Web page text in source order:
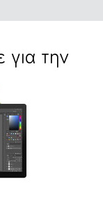
για την